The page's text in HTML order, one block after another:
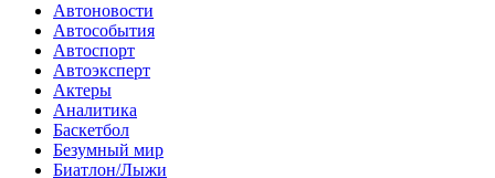
Автоновости
Автособытия
Автоспорт
Автоэксперт
Актеры
Аналитика
Баскетбол
Безумный мир
Биатлон/Лыжи